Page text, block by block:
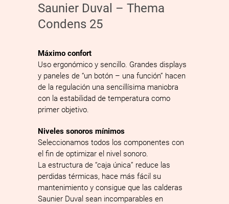
Saunier Duval – Thema
Condens 25
Máximo confort
Uso ergonómico y sencillo. Grandes displays
y paneles de “un botón – una función” hacen
de la regulación una sencillísima maniobra
con la estabilidad de temperatura como
primer objetivo.
Niveles sonoros mínimos
Seleccionamos todos los componentes con
el fin de optimizar el nivel sonoro.
La estructura de “caja única” reduce las
perdidas térmicas, hace más fácil su
mantenimiento y consigue que las calderas
Saunier Duval sean incomparables en